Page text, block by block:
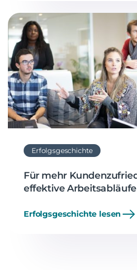
Erfolgsgeschichte
Für mehr
effektive Arbeitsabläufe
Erfolgsgeschichte lesen